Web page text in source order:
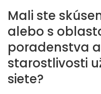
Mali ste
alebo s
poradenstva
starostlivosti
siete?